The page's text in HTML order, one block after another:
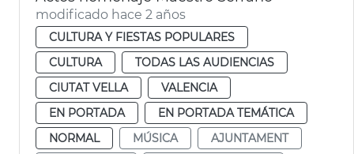
modificado hace 2 años
CULTURA Y FIESTAS POPULARES
CULTURA
TODAS LAS AUDIENCIAS
CIUTAT VELLA
VALENCIA
EN PORTADA
EN PORTADA TEMÁTICA
NORMAL
MÚSICA
AJUNTAMENT